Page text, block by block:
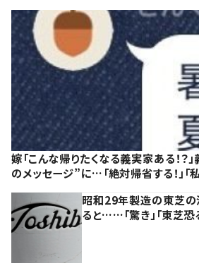
嫁「こんな帰りたくなる義実家ある！？
のメッセージ”に…「絶対帰省する！」「
昭和29年製造の東芝の
ると……「驚き」「東芝恐